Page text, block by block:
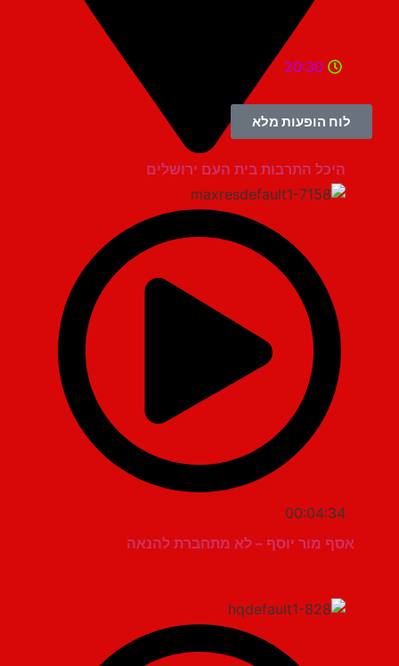
היכל התרבות בית העם ירושלים
20:30
לוח הופעות מלא
00:04:34
אסף מור יוסף – לא מתחברת להנאה